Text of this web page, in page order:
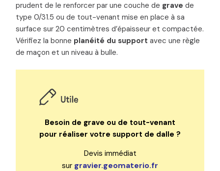
prudent de le renforcer par une couche de grave de
type 0/31.5 ou de tout-venant mise en place à sa
surface sur 20 centimètres d’épaisseur et compactée.
Vérifiez la bonne planéité du support avec une règle
de maçon et un niveau à bulle.
Besoin de grave ou de tout-venant
pour réaliser votre support de dalle ?
Devis immédiat
sur gravier.geomaterio.fr